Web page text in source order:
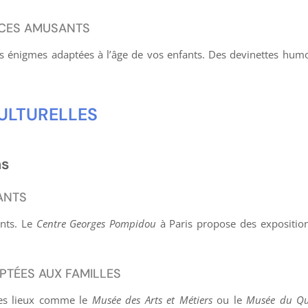
AMUSANTS
énigmes adaptées à l’âge de vos enfants. Des devinettes
Le Centre Georges Pompidou à Paris propose des
AUX FAMILLES
lieux comme le Musée des Arts et Métiersou leMusée du